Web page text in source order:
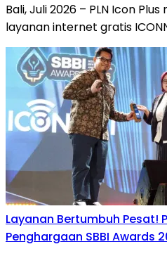
Bali, Juli 2026 – PLN Icon
layanan internet gratis
Layanan Bertumbuh Pesat!
Penghargaan SBBI Awards